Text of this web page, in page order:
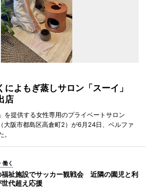
によもぎ蒸しサロン「スーイ」
店
を提供する女性専用のプライベートサロン
大阪市都島区高倉町2）が6月24日、ベルファ
働く
福祉施設でサッカー観戦会 近隣の園児と利
世代超え応援